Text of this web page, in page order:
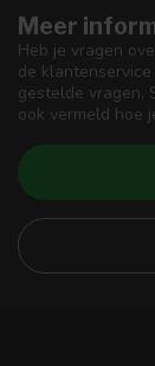
Meer
Heb je vragen
de
gestelde vragen.
ook vermeld hoe